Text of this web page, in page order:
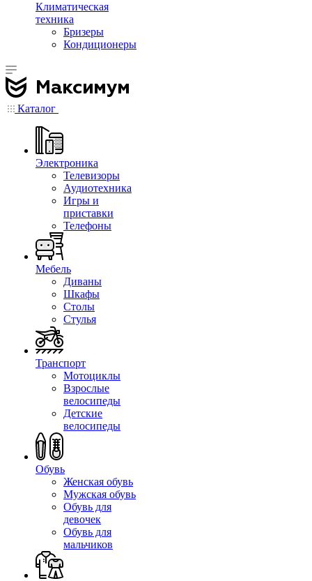
Климатическая
техника
Бризеры
Кондиционеры
Каталог
Электроника
Телевизоры
Аудиотехника
Игры и
приставки
Телефоны
Мебель
Диваны
Шкафы
Столы
Стулья
Транспорт
Мотоциклы
Взрослые
велосипеды
Детские
велосипеды
Обувь
Женская обувь
Мужская обувь
Обувь для
девочек
Обувь для
мальчиков